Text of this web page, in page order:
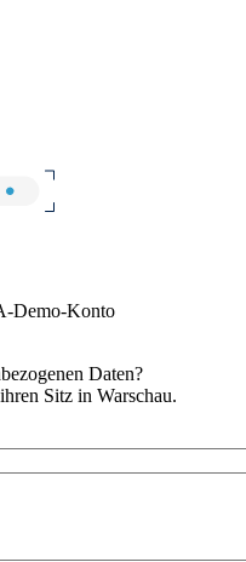
Demo-Konto
Daten?
Sitz in Warschau.